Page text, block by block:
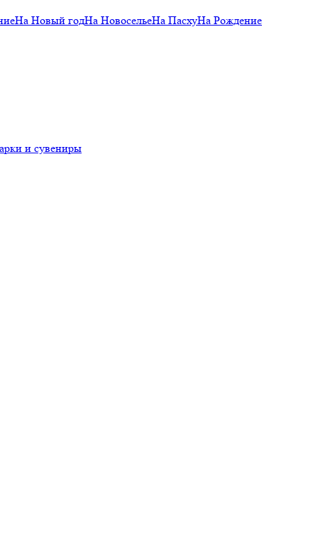
На Новый годНа НовосельеНа ПасхуНа Рождение
и сувениры